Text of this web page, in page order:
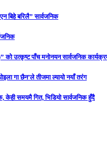
बिहे बरिलै” सार्वजनिक
को उत्कृष्ट पाँच मनोनयन सार्वजनिक
गा छैन’ले तीजमा ल्यायो नयाँ तरंग
केही समयमै गित, भिडियो सार्वजनिक हुँदै